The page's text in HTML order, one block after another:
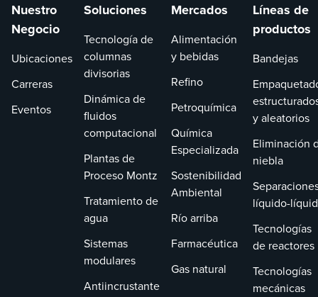
Nuestro
Negocio
Ubicaciones
Carreras
Eventos
Soluciones
Tecnología de
columnas
divisorias
Dinámica de
fluidos
computacional
Plantas de
Proceso Montz
Tratamiento de
agua
Sistemas
modulares
Antiincrustante
Mercados
Alimentación
y bebidas
Refino
Petroquímica
Química
Especializada
Sostenibilidad
Ambiental
Río arriba
Farmacéutica
Gas natural
Líneas de
productos
Bandejas
y aleatorios
Eliminación
niebla
líquido-
Tecnologías
de reactores
Tecnologías
mecánicas